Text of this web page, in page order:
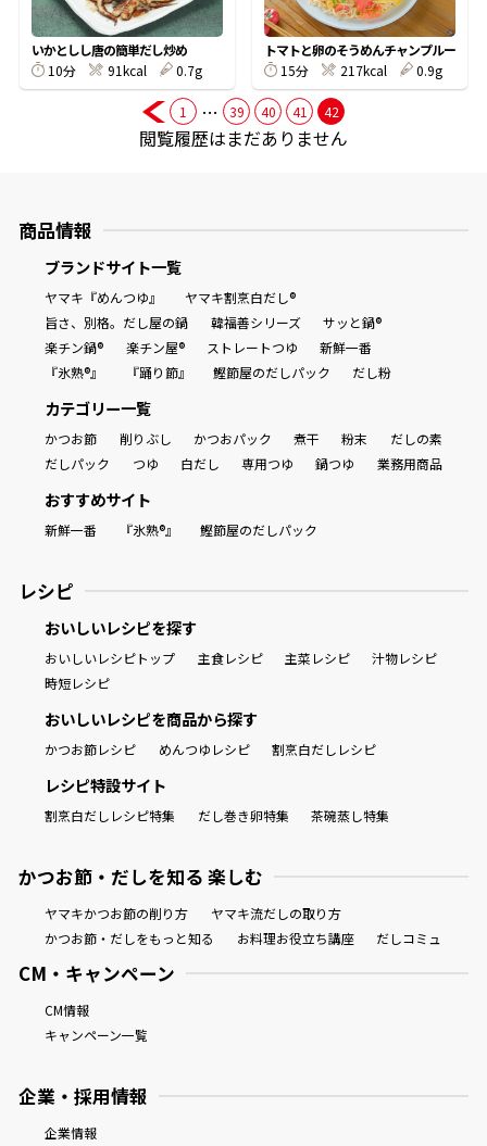
だし粉
商品情報一覧
おすすめサイト
新鮮一番
氷熟®︎
だしパック
いかとしし唐の簡単だし炒め
10分
91kcal 0.7g
トマトと卵のそうめんチャンプルー
15分
217kcal 0.9g
1 … 39 40 41 42
閲覧履歴はまだありません
商品情報
ブランドサイト一覧
ヤマキ『めんつゆ』
ヤマキ割烹白だし®
旨さ、別格。だし屋の鍋
韓福善シリーズ
サッと鍋®
楽チン鍋®
楽チン屋® ストレートつゆ
新鮮一番
『氷熟®』
『踊り節』 鰹節屋のだしパック だし粉
カテゴリー一覧
かつお節 削りぶし かつおパック 煮干 粉末
だしの素
だしパック
つゆ 白だし 専用つゆ 鍋つゆ 業務用商品
おすすめサイト
新鮮一番 『氷熟®』 鰹節屋のだしパック
レシピ
おいしいレシピを探す
おいしいレシピトップ 主食レシピ 主菜レシピ
汁物レシピ
時短レシピ
おいしいレシピを商品から探す
かつお節レシピ めんつゆレシピ 割烹白だしレシピ
レシピ特設サイト
割烹白だしレシピ特集 だし巻き卵特集 茶碗蒸し特集
かつお節・だしを知る 楽しむ
ヤマキかつお節の削り方
ヤマキ流だしの取り方
かつお節・だしをもっと知る
お料理お役立ち講座 だしコミュ
CM・キャンペーン
CM情報
キャンペーン一覧
企業・採用情報
企業情報